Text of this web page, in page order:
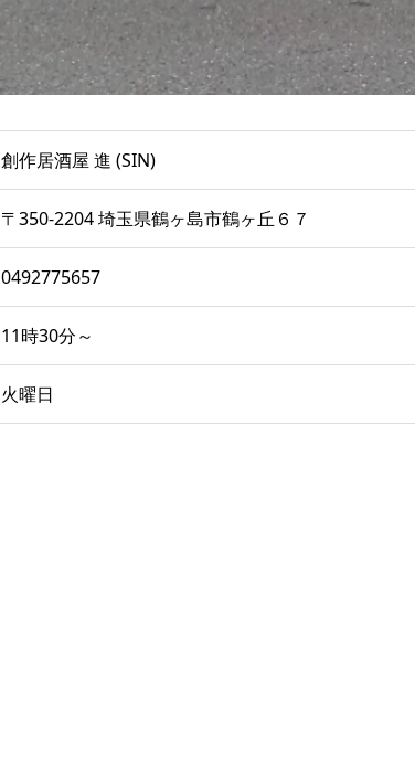
創作居酒屋 進 (SIN)
〒350-2204 埼玉県鶴ヶ島市鶴ヶ丘６７
0492775657
11時30分～
火曜日